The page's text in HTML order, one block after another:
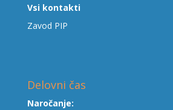
Vsi kontakti
Zavod PIP
Delovni čas
Naročanje: